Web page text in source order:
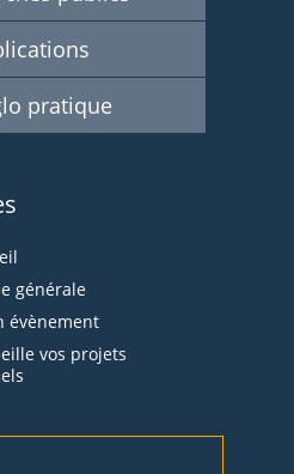
pratique
générale
évènement
vos projets